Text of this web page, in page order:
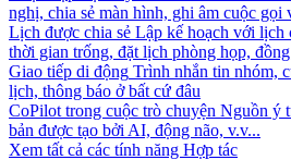
nghị, chia sẻ màn hình, ghi âm cuộc gọi
Lịch được chia sẻ Lập kế hoạch với lịch
thời gian trống, đặt lịch phòng họp,
Giao tiếp di động Trình nhắn tin nhóm,
lịch, thông báo ở bất cứ đâu
CoPilot trong cuộc trò chuyện Nguồn ý
bản được tạo bởi AI, động não, v.v...
Xem tất cả các tính năng Hợp tác